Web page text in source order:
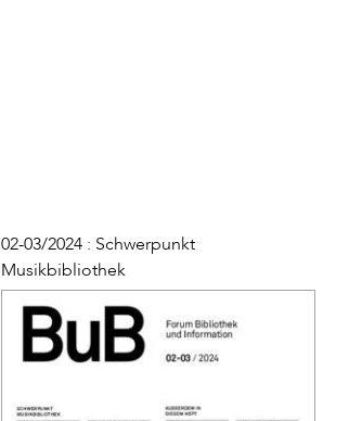
02-03/2024 : Schwerpunkt
Musikbibliothek